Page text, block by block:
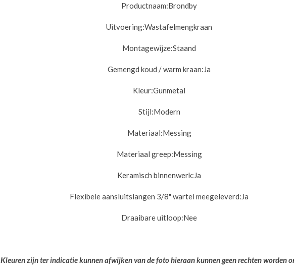
Productnaam:Brondby
Uitvoering:Wastafelmengkraan
Montagewijze:Staand
Gemengd koud / warm kraan:Ja
Kleur:Gunmetal
Stijl:Modern
Materiaal:Messing
Materiaal greep:Messing
Keramisch binnenwerk:Ja
Flexibele aansluitslangen 3/8" wartel meegeleverd:Ja
Draaibare uitloop:Nee
Kleuren zijn ter indicatie kunnen afwijken van de foto hieraan kunnen geen rechten worden